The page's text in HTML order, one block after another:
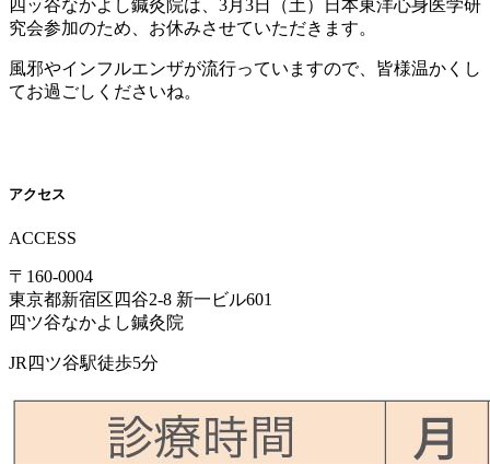
四ッ谷なかよし鍼灸院は、3月3日（土）日本東洋心身医学研
究会参加のため、お休みさせていただきます。
風邪やインフルエンザが流行っていますので、皆様温かくし
てお過ごしくださいね。
アクセス
ACCESS
〒160-0004
東京都新宿区四谷2-8 新一ビル601
四ツ谷なかよし鍼灸院
JR四ツ谷駅徒歩5分